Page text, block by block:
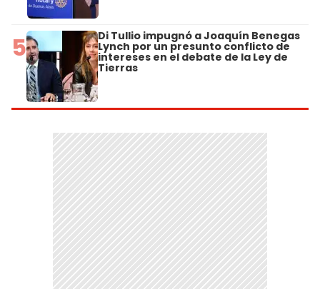
5 Di Tullio impugnó a Joaquín Benegas
Lynch por un presunto conflicto de
intereses en el debate de la Ley de
Tierras